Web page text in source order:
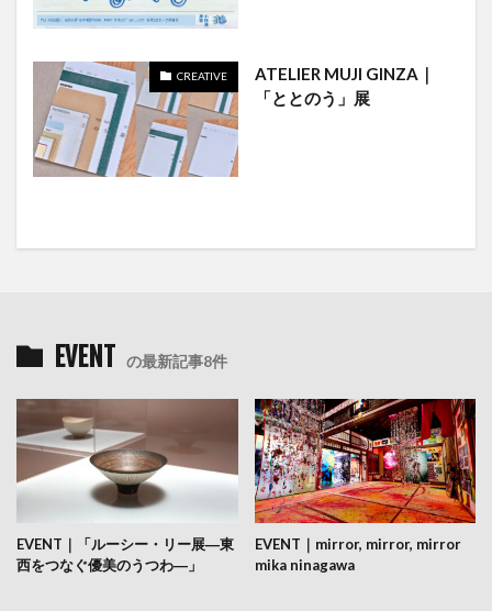
CREATIVE
ATELIER MUJI GINZA｜
「ととのう」展
EVENT の最新記事8件
EVENT｜「ルーシー・リー展―東
西をつなぐ優美のうつわ―」
EVENT｜mirror, mirror, mirror
mika ninagawa